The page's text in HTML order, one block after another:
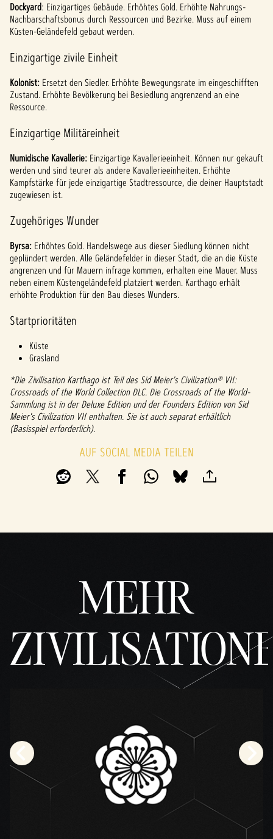
Dockyard: Einzigartiges Gebäude. Erhöhtes Gold. Erhöhte Nahrungs-
Nachbarschaftsbonus durch Ressourcen und Bezirke. Muss auf einem
Küsten-Geländefeld gebaut werden.
Einzigartige zivile Einheit
Kolonist: Ersetzt den Siedler. Erhöhte Bewegungsrate im eingeschifften
Zustand. Erhöhte Bevölkerung bei Besiedlung angrenzend an eine
Ressource.
Einzigartige Militäreinheit
Numidische Kavallerie: Einzigartige Kavallerieeinheit. Können nur gekauft
werden und sind teurer als andere Kavallerieeinheiten. Erhöhte
Kampfstärke für jede einzigartige Stadtressource, die deiner Hauptstadt
zugewiesen ist.
Zugehöriges Wunder
Byrsa: Erhöhtes Gold. Handelswege aus dieser Siedlung können nicht
geplündert werden. Alle Geländefelder in dieser Stadt, die an die Küste
angrenzen und für Mauern infrage kommen, erhalten eine Mauer. Muss
neben einem Küstengeländefeld platziert werden. Karthago erhält
erhöhte Produktion für den Bau dieses Wunders.
Startprioritäten
Küste
Grasland
*Die Zivilisation Karthago ist Teil des Sid Meier's Civilization® VII:
Crossroads of the World Collection DLC. Die Crossroads of the World-
Sammlung ist in der Deluxe Edition und der Founders Edition von Sid
Meier's Civilization VII enthalten. Sie ist auch separat erhältlich
(Basisspiel erforderlich).
AUF SOCIAL MEDIA TEILEN
MEHR